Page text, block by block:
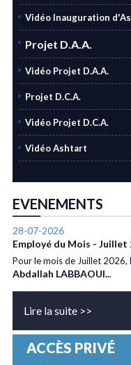
Vidéo Inauguration
Projet D.A.A.
Vidéo Projet D.A.A.
Projet D.C.A.
Vidéo Projet D.C.A.
Vidéo Ashtart
EVENEMENTS
28-07-2026
Employé du Mois - Juillet
Pour le mois de Juillet
Abdallah LABBAOUI...
Lire la suite >>
ACCÈS PRIVÉ